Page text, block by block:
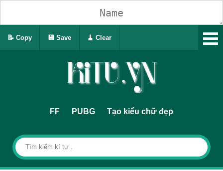
FF PUBG Tạo kiểu chữ đẹp
📝 Copy 💾 Save 🧹 Clear